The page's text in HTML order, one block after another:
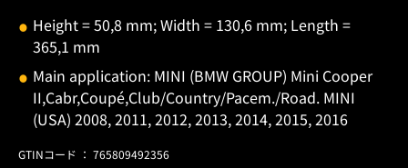
Height = 50,8 mm; Width = 130,6 mm; Length =
365,1 mm
Main application: MINI (BMW GROUP) Mini Cooper
II,Cabr,Coupé,Club/Country/Pacem./Road. MINI
(USA) 2008, 2011, 2012, 2013, 2014, 2015, 2016
GTINコード ： 765809492356